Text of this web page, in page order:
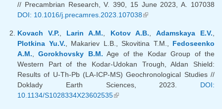
// Precambrian Research, V. 390, 15 June 2023, A. 107038
DOI: 10.1016/j.precamres.2023.107038(внешняя ссылка)
Kovach V.P., Larin A.M., Kotov A.B., Adamskaya E.V.,
Plotkina Yu.V., Makariev L.B., Skovitina T.M., Fedoseenko
A.M.,Gorokhovsky B.M. Age of the Kodar Group of the
Western Part of the Kodar-Udokan Trough, Aldan Shield:
Results of U-Th-Pb (LA-ICP-MS) Geochronological Studies //
Doklady Earth Sciences, 2023. DOI:
10.1134/S1028334X23602535(внешняя ссылка)